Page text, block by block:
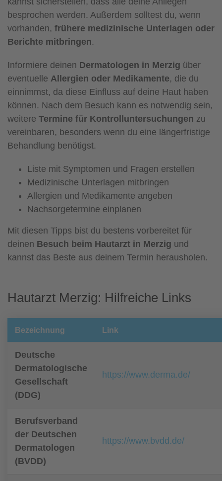
besprochen werden. Außerdem solltest du, wenn
vorhanden, frühere medizinische Unterlagen oder
Berichte mitbringen.
Informiere deinen Dermatologen in Merzig über
eventuelle Allergien oder Medikamente, die du
einnimmst, da diese Einfluss auf deine Haut haben
können. Nach dem Besuch kann es notwendig sein,
weitere Termine für Kontrolluntersuchungen zu
vereinbaren, besonders wenn du eine längerfristige
Behandlung benötigst.
Liste mit Symptomen und Fragen erstellen
Medizinische Unterlagen mitbringen
Allergien und Medikamente angeben
Nachsorgetermine einplanen
Mit diesen Tipps bist du bestens vorbereitet für
deinen Besuch beim Hautarzt in Merzig und
kannst das Beste aus deinem Termin herausholen.
Hautarzt Merzig: Hilfreiche Links
Bezeichnung Link
Deutsche
Dermatologische
Gesellschaft
(DDG)
https://www.derma.de/
Berufsverband
der Deutschen
Dermatologen
(BVDD)
https://www.bvdd.de/